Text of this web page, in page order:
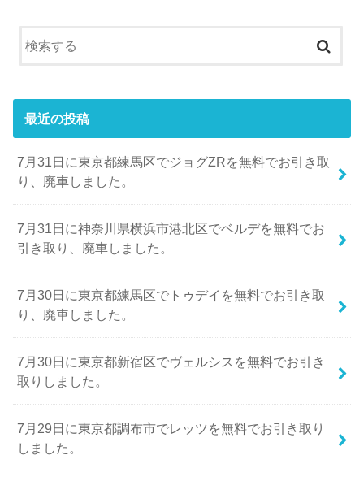
最近の投稿
7月31日に東京都練馬区でジョグZRを無料でお引き取
り、廃車しました。
7月31日に神奈川県横浜市港北区でベルデを無料でお
引き取り、廃車しました。
7月30日に東京都練馬区でトゥデイを無料でお引き取
り、廃車しました。
7月30日に東京都新宿区でヴェルシスを無料でお引き
取りしました。
7月29日に東京都調布市でレッツを無料でお引き取り
しました。